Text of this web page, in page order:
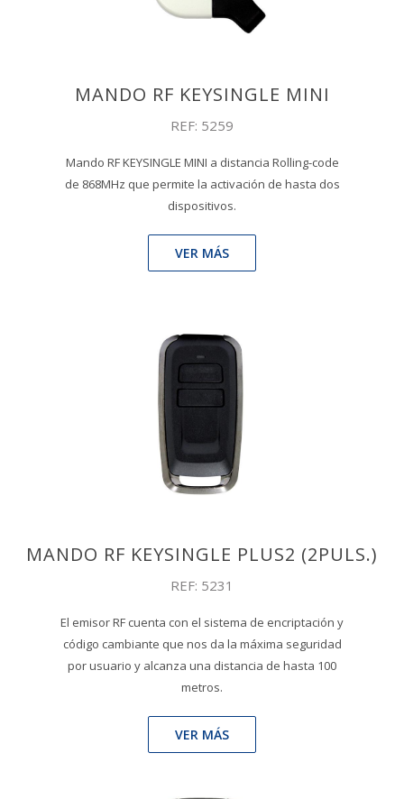
MANDO RF KEYSINGLE MINI
REF: 5259
Mando RF KEYSINGLE MINI a distancia Rolling-code
de 868MHz que permite la activación de hasta dos
dispositivos.
VER MÁS
MANDO RF KEYSINGLE PLUS2 (2PULS.)
REF: 5231
El emisor RF cuenta con el sistema de encriptación y
código cambiante que nos da la máxima seguridad
por usuario y alcanza una distancia de hasta 100
metros.
VER MÁS